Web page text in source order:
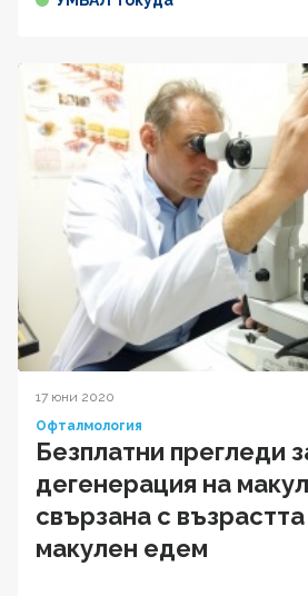
17 юни 2020
Офталмология
Безплатни прегледи
дегенерация на
свързана с
макулен едем